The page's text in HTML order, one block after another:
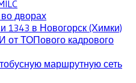
дворах
в Новогорск (Химки)
ТОПового кадрового
маршрутную сеть